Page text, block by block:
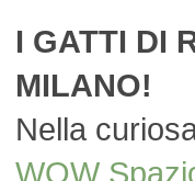
I GATTI DI
MILANO!
Nella
WOW